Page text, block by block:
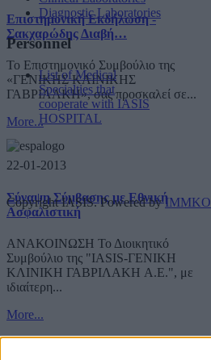
Επιστημονική Εκδήλωση -
Σακχαρώδης Διαβή…
Το Επιστημονικό Συμβούλιο της
«ΓΕΝΙΚΗΣ ΚΛΙΝΙΚΗΣ
ΓΑΒΡΙΛΑΚΗ», σας προσκαλεί σε...
More...
22-01-2013
Σύναψη Σύμβασης με Εθνική
Ασφαλιστική
ΑΝΑΚΟΙΝΩΣΗ Το Διοικητικό
Συμβούλιο της "IASIS-ΓΕΝΙΚΗ
ΚΛΙΝΙΚΗ ΓΑΒΡΙΛΑΚΗ A.E.", με
ιδιαίτερη...
More...
Diagnostic Laboratories
Personnel
List of Medical
Specialties that
cooperate with IASIS
HOSPITAL
Copyright IASIS. Powered byIMMKO